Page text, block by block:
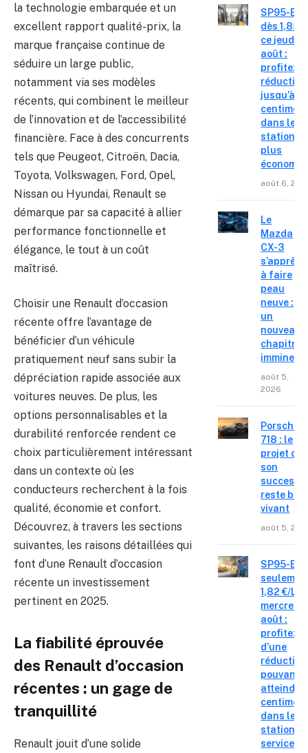
la technologie embarquée et un
excellent rapport qualité-prix, la
marque française continue de
séduire un large public,
notamment via ses modèles
récents, qui combinent le meilleur
de l’innovation et de l’accessibilité
financière. Face à des concurrents
tels que Peugeot, Citroën, Dacia,
Toyota, Volkswagen, Ford, Opel,
Nissan ou Hyundai, Renault se
démarque par sa capacité à allier
performance fonctionnelle et
élégance, le tout à un coût
maîtrisé.
Choisir une Renault d’occasion
récente offre l’avantage de
bénéficier d’un véhicule
pratiquement neuf sans subir la
dépréciation rapide associée aux
voitures neuves. De plus, les
options personnalisables et la
durabilité renforcée rendent ce
choix particulièrement intéressant
dans un contexte où les
conducteurs recherchent à la fois
qualité, économie et confort.
Découvrez, à travers les sections
suivantes, les raisons détaillées qui
font d’une Renault d’occasion
récente un investissement
pertinent en 2025.
La fiabilité éprouvée
des Renault d’occasion
récentes : un gage de
tranquillité
Renault jouit d’une solide
SP95-E10
dès 1,85
ce jeudi 6
août :
profitez
jusqu’à 15
centimes
dans les
stations
plus
août 6,
Le
Mazda
CX-3
s’apprête
à faire
peau
neuve :
un
nouveau
chapitre
imminent
août 5,
2026
Porsche
718 : le
projet de
son
reste bien
vivant
août 5,
SP95-E10
1,82 €/L
mercredi
août :
profitez
d’une
réduction
pouvant
atteindre
centimes
dans les
stations-
service